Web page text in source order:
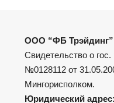
ООО “ФБ Трэйдинг”
Свидетельство о гос.
№0128112 от
Мингорисполком.
Юридический адрес: